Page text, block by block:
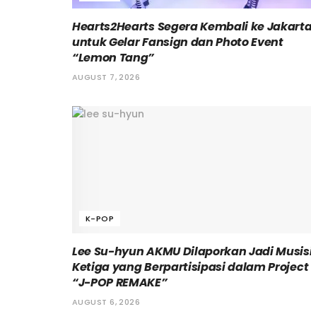
Hearts2Hearts Segera Kembali ke
untuk Gelar Fansign dan Photo Event
“Lemon Tang”
AUGUST 7, 2026
K-POP
Lee Su-hyun AKMU Dilaporkan Jadi
Ketiga yang Berpartisipasi dalam Project
“J-POP REMAKE”
AUGUST 6, 2026